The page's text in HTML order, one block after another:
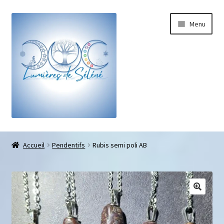
Menu
Boutique
Galets pouce anti-stress
Pendentifs sifflet et fioles
Accueil Pendentifs Rubis semi poli AB